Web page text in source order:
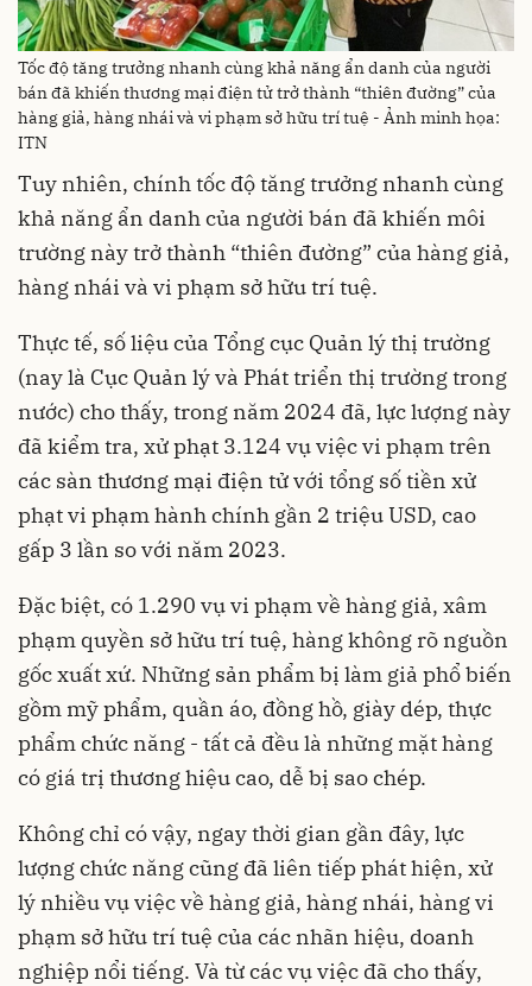
Tốc độ tăng trưởng nhanh cùng khả năng ẩn danh của người
bán đã khiến thương mại điện tử trở thành “thiên đường” của
hàng giả, hàng nhái và vi phạm sở hữu trí tuệ - Ảnh minh họa:
ITN
Tuy nhiên, chính tốc độ tăng trưởng nhanh cùng
khả năng ẩn danh của người bán đã khiến môi
trường này trở thành “thiên đường” của hàng giả,
hàng nhái và vi phạm sở hữu trí tuệ.
Thực tế, số liệu của Tổng cục Quản lý thị trường
(nay là Cục Quản lý và Phát triển thị trường trong
nước) cho thấy, trong năm 2024 đã, lực lượng này
đã kiểm tra, xử phạt 3.124 vụ việc vi phạm trên
các sàn thương mại điện tử với tổng số tiền xử
phạt vi phạm hành chính gần 2 triệu USD, cao
gấp 3 lần so với năm 2023.
Đặc biệt, có 1.290 vụ vi phạm về hàng giả, xâm
phạm quyền sở hữu trí tuệ, hàng không rõ nguồn
gốc xuất xứ. Những sản phẩm bị làm giả phổ biến
gồm mỹ phẩm, quần áo, đồng hồ, giày dép, thực
phẩm chức năng - tất cả đều là những mặt hàng
có giá trị thương hiệu cao, dễ bị sao chép.
Không chỉ có vậy, ngay thời gian gần đây, lực
lượng chức năng cũng đã liên tiếp phát hiện, xử
lý nhiều vụ việc về hàng giả, hàng nhái, hàng vi
phạm sở hữu trí tuệ của các nhãn hiệu, doanh
nghiệp nổi tiếng. Và từ các vụ việc đã cho thấy,